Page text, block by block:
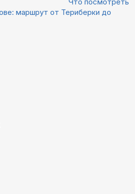
Что посмотреть
маршрут от Териберки до